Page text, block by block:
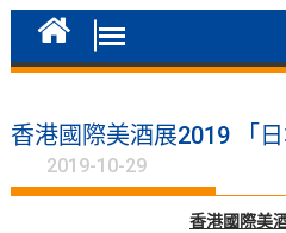
香港國際美酒展2019 「
2019-10-29
香港國際美